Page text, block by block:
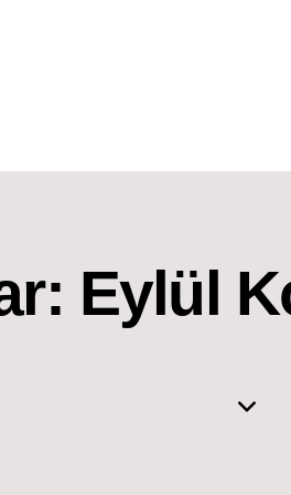
Eylül